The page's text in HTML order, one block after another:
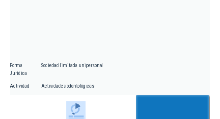
Forma
Jurídica
Sociedad limitada unipersonal
Actividad Actividades odontológicas